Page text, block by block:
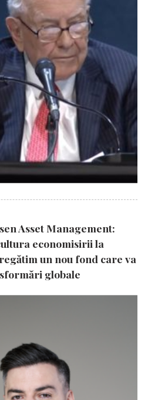
Asset Management:
economisirii la
un nou fond care va
globale